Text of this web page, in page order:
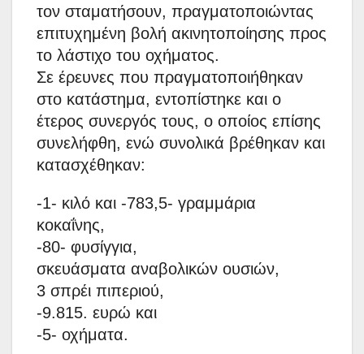
τον σταματήσουν, πραγματοποιώντας
επιτυχημένη βολή ακινητοποίησης προς
το λάστιχο του οχήματος.
Σε έρευνες που πραγματοποιήθηκαν
στο κατάστημα, εντοπίστηκε και ο
έτερος συνεργός τους, ο οποίος επίσης
συνελήφθη, ενώ συνολικά βρέθηκαν και
κατασχέθηκαν:
-1- κιλό και -783,5- γραμμάρια
κοκαΐνης,
-80- φυσίγγια,
σκευάσματα αναβολικών ουσιών,
3 σπρέι πιπεριού,
-9.815. ευρώ και
-5- οχήματα.